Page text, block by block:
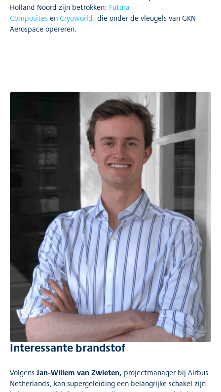
Holland Noord zijn betrokken: Futura
CompositesenCryoworld, die onder de vleugels van GKN
Aerospace opereren.
Interessante brandstof
VolgensJan-Willem van Zwieten, projectmanager bij Airbus
Netherlands, kan supergeleiding een belangrijke schakel zijn